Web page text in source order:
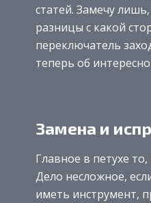
статей. Замечу
разницы с какой
переключатель
теперь об
Замена и
Главное в петухе
Дело несложное,
иметь инструмент,